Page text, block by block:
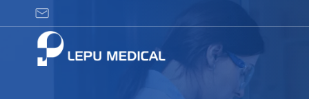
Направляющие
провода